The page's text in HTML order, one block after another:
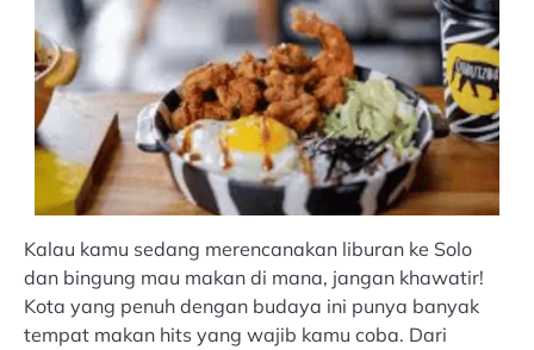
Kalau kamu sedang merencanakan liburan ke Solo
dan bingung mau makan di mana, jangan khawatir!
Kota yang penuh dengan budaya ini punya banyak
tempat makan hits yang wajib kamu coba. Dari